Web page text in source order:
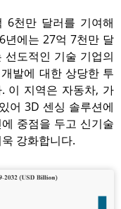
6천만 달러를 기여해
년에는 27억 7천만 달
도적인 기술 기업의
발에 대한 상당한 투
이 지역은 자동차, 가
어 3D 센싱 솔루션에
중점을 두고 신기술
강화합니다.